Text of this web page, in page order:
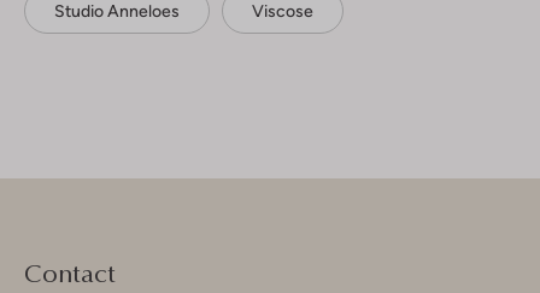
Studio Anneloes Viscose
Contact